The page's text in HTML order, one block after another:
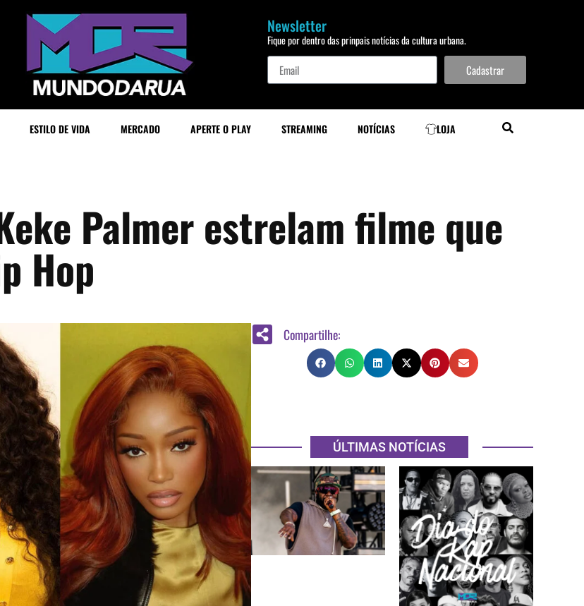
Newsletter
Fique por dentro das prinpais notícias da cultura urbana.
Cadastrar
ESTILO DE VIDA MERCADO APERTE O PLAY STREAMING NOTÍCIAS LOJA
Palmer estrelam filme que
Hop
Compartilhe:
ÚLTIMAS NOTÍCIAS